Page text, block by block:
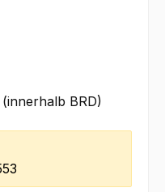
BRD)